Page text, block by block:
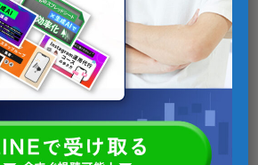
ス運用には欠かせない重要な